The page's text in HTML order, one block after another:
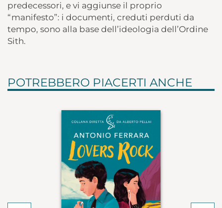
predecessori, e vi aggiunse il proprio
“manifesto”: i documenti, creduti perduti da
tempo, sono alla base dell’ideologia dell’Ordine
Sith.
POTREBBERO PIACERTI ANCHE